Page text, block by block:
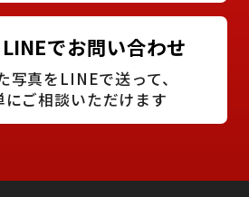
LINEでお問い合わせ
写真をLINEで送って、
にご相談いただけます